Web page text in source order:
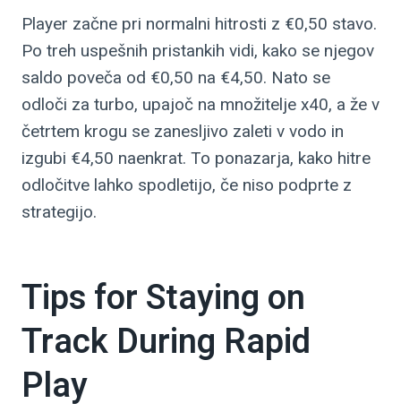
Player začne pri normalni hitrosti z €0,50 stavo.
Po treh uspešnih pristankih vidi, kako se njegov
saldo poveča od €0,50 na €4,50. Nato se
odloči za turbo, upajoč na množitelje x40, a že v
četrtem krogu se zanesljivo zaleti v vodo in
izgubi €4,50 naenkrat. To ponazarja, kako hitre
odločitve lahko spodletijo, če niso podprte z
strategijo.
Tips for Staying on
Track During Rapid
Play